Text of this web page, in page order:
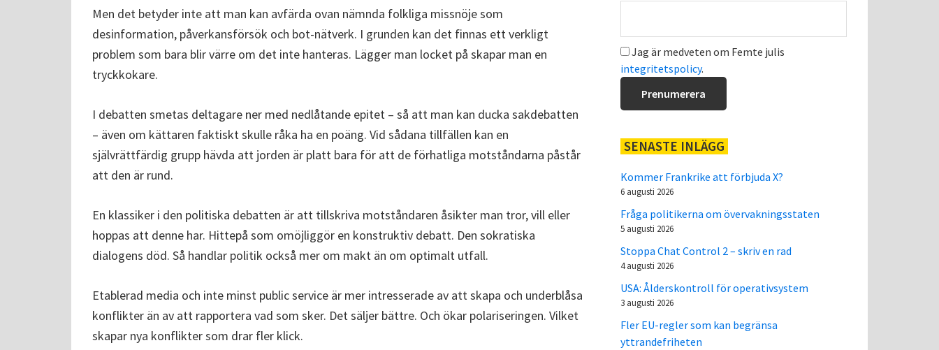
Men det betyder inte att man kan avfärda ovan nämnda folkliga missnöje som
desinformation, påverkansförsök och bot-nätverk. I grunden kan det finnas ett verkligt
problem som bara blir värre om det inte hanteras. Lägger man locket på skapar man en
tryckkokare.
I debatten smetas deltagare ner med nedlåtande epitet – så att man kan ducka sakdebatten
– även om kättaren faktiskt skulle råka ha en poäng. Vid sådana tillfällen kan en
självrättfärdig grupp hävda att jorden är platt bara för att de förhatliga motståndarna påstår
att den är rund.
En klassiker i den politiska debatten är att tillskriva motståndaren åsikter man tror, vill eller
hoppas att denne har. Hittepå som omöjliggör en konstruktiv debatt. Den sokratiska
dialogens död. Så handlar politik också mer om makt än om optimalt utfall.
Etablerad media och inte minst public service är mer intresserade av att skapa och underblåsa
konflikter än av att rapportera vad som sker. Det säljer bättre. Och ökar polariseringen. Vilket
skapar nya konflikter som drar fler klick.
Jag är medveten om Femte julis
integritetspolicy.
SENASTE INLÄGG
Kommer Frankrike att förbjuda X?
6 augusti 2026
Fråga politikerna om övervakningsstaten
5 augusti 2026
Stoppa Chat Control 2 – skriv en rad
4 augusti 2026
USA: Ålderskontroll för operativsystem
3 augusti 2026
Fler EU-regler som kan begränsa
yttrandefriheten